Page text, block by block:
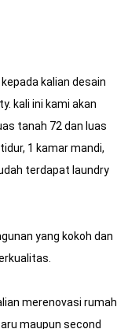
kalian desain
kali ini kami akan
tanah 72 dan luas
1 kamar mandi,
terdapat laundry
yang kokoh dan
merenovasi rumah
maupun second